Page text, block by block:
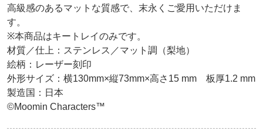
高級感のあるマットな質感で、末永くご愛用いただけま
す。
※本商品はキートレイのみです。
材質／仕上：ステンレス／マット調（梨地）
絵柄：レーザー刻印
外形サイズ：横130mm×縦73mm×高さ15 mm　板厚1.2 mm
製造国：日本
©Moomin Characters™